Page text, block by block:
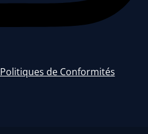
Politiques de Conformités